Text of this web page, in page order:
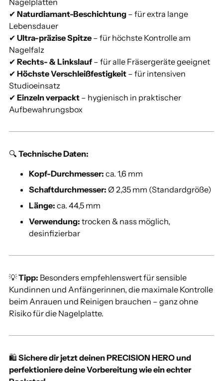
Nagelplatten
✔ Naturdiamant-Beschichtung – für extra lange
Lebensdauer
✔ Ultra-präzise Spitze – für höchste Kontrolle am
Nagelfalz
✔ Rechts- & Linkslauf – für alle Fräsergeräte geeignet
✔ Höchste Verschleißfestigkeit – für intensiven
Studioeinsatz
✔ Einzeln verpackt – hygienisch in praktischer
Aufbewahrungsbox
🔍 Technische Daten:
Kopf-Durchmesser: ca. 1,6 mm
Schaftdurchmesser: Ø 2,35 mm (Standardgröße)
Länge: ca. 44,5 mm
Verwendung: trocken & nass möglich,
desinfizierbar
💡Tipp: Besonders empfehlenswert für sensible
Kundinnen und Anfängerinnen, die maximale Kontrolle
beim Anrauen und Reinigen brauchen – ganz ohne
Risiko für die Nagelplatte.
🛍 Sichere dir jetzt deinen PRECISION HERO und
perfektioniere deine Vorbereitung wie ein echter